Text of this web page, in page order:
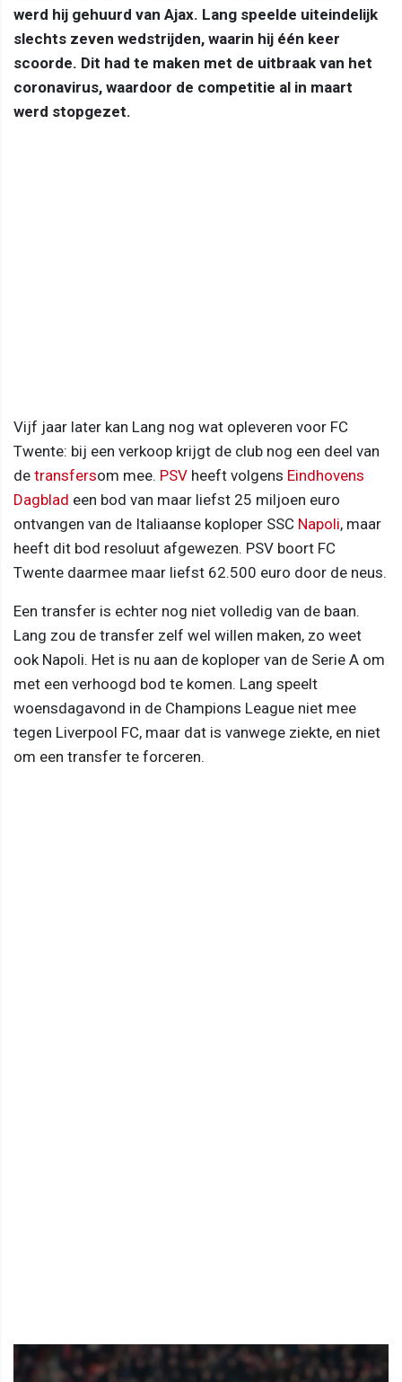
werd hij gehuurd van Ajax. Lang speelde uiteindelijk
slechts zeven wedstrijden, waarin hij één keer
scoorde. Dit had te maken met de uitbraak van het
coronavirus, waardoor de competitie al in maart
werd stopgezet.
Vijf jaar later kan Lang nog wat opleveren voor FC
Twente: bij een verkoop krijgt de club nog een deel van
de transfersom mee. PSV heeft volgens Eindhovens
Dagblad een bod van maar liefst 25 miljoen euro
ontvangen van de Italiaanse koploper SSC Napoli, maar
heeft dit bod resoluut afgewezen. PSV boort FC
Twente daarmee maar liefst 62.500 euro door de neus.
Een transfer is echter nog niet volledig van de baan.
Lang zou de transfer zelf wel willen maken, zo weet
ook Napoli. Het is nu aan de koploper van de Serie A om
met een verhoogd bod te komen. Lang speelt
woensdagavond in de Champions League niet mee
tegen Liverpool FC, maar dat is vanwege ziekte, en niet
om een transfer te forceren.